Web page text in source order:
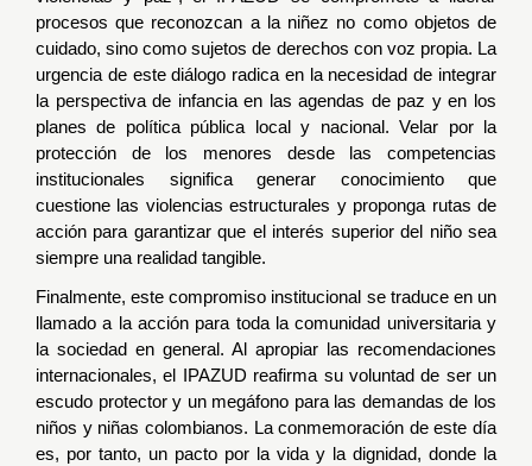
procesos que reconozcan a la niñez no como objetos de
cuidado, sino como sujetos de derechos con voz propia. La
urgencia de este diálogo radica en la necesidad de integrar
la perspectiva de infancia en las agendas de paz y en los
planes de política pública local y nacional. Velar por la
protección de los menores desde las competencias
institucionales significa generar conocimiento que
cuestione las violencias estructurales y proponga rutas de
acción para garantizar que el interés superior del niño sea
siempre una realidad tangible.
Finalmente, este compromiso institucional se traduce en un
llamado a la acción para toda la comunidad universitaria y
la sociedad en general. Al apropiar las recomendaciones
internacionales, el IPAZUD reafirma su voluntad de ser un
escudo protector y un megáfono para las demandas de los
niños y niñas colombianos. La conmemoración de este día
es, por tanto, un pacto por la vida y la dignidad, donde la